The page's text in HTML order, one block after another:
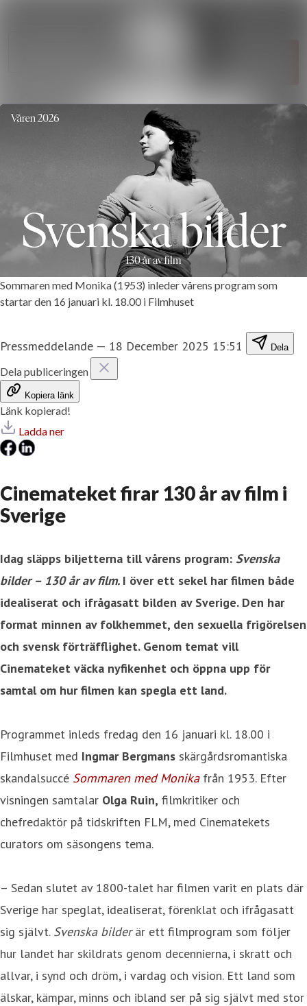
Sommaren med Monika (1953) inleder vårens program som
startar den 16 januari kl. 18.00 i Filmhuset
Pressmeddelande — 18 December 2025 15:51 Dela
Dela publiceringen
Kopiera länk
Länk kopierad!
Ladda ner
Cinemateket firar 130 år av film i
Sverige
Idag släpps biljetterna till vårens program: Svenska
bilder – 130 år av film. I över ett sekel har filmen både
idealiserat och ifrågasatt bilden av Sverige. Den har
format minnen av folkhemmet, den sexuella frigörelsen
och svensk förträfflighet. Genom temat vill
Cinemateket väcka nyfikenhet och öppna upp för
samtal om hur filmen kan spegla ett land.
Programmet inleds fredag den 16 januari kl. 18.00 i
Filmhuset med Ingmar Bergmans skärgårdsromantiska
skandalsuccé Sommaren med Monikafrån 1953. Efter
visningen samtalar Olga Ruin, filmkritiker och
chefredaktör på tidskriften FLM, med Cinematekets
curators om säsongens tema.
– Sedan slutet av 1800-talet har filmen varit en plats där
Sverige har speglat, idealiserat, förenklat och ifrågasatt
sig självt. Svenska bilderär ett filmprogram som följer
hur landet har skildrats genom decennierna, i skratt och
allvar, i synd och dröm, i vardag och vision. Ett land som
älskar, kämpar, minns och ibland ser på sig självt med stor